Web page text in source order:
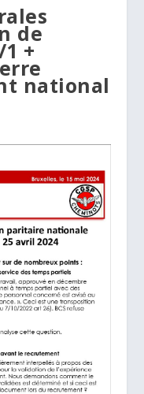
de
+
national